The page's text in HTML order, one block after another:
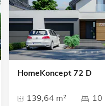
HomeKoncept 72 D
139,64 m² 10